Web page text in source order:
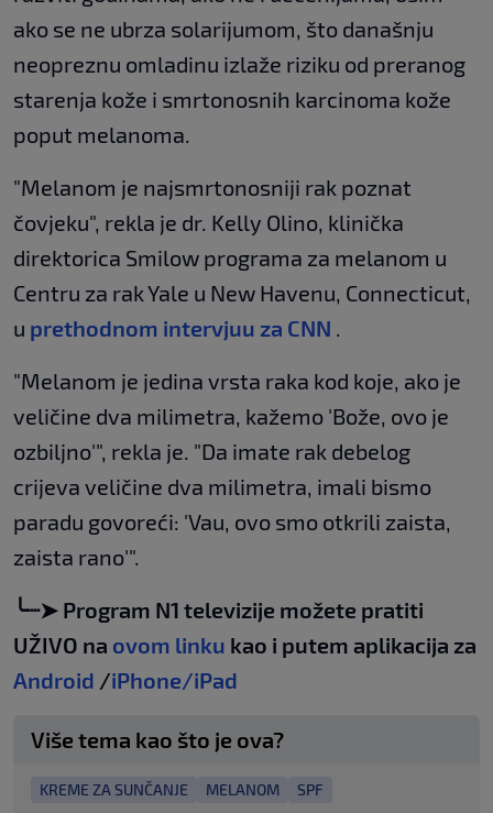
ako se ne ubrza solarijumom, što današnju
neopreznu omladinu izlaže riziku od preranog
starenja kože i smrtonosnih karcinoma kože
poput melanoma.
"Melanom je najsmrtonosniji rak poznat
čovjeku", rekla je dr. Kelly Olino, klinička
direktorica Smilow programa za melanom u
Centru za rak Yale u New Havenu, Connecticut,
u prethodnom intervjuu za CNN
"Melanom je jedina vrsta raka kod koje, ako je
veličine dva milimetra, kažemo 'Bože, ovo je
ozbiljno'", rekla je. "Da imate rak debelog
crijeva veličine dva milimetra, imali bismo
paradu govoreći: 'Vau, ovo smo otkrili zaista,
zaista rano'".
╰┈➤ Program N1 televizije možete pratiti
UŽIVO na ovom linku kao i putem aplikacija za
Android /iPhone/iPad
Više tema kao što je ova?
KREME ZA SUNČANJE MELANOM SPF